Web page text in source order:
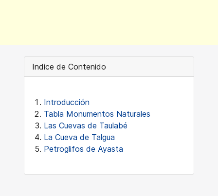
Indice de Contenido
Introducción
Tabla Monumentos Naturales
Las Cuevas de Taulabé
La Cueva de Talgua
Petroglifos de Ayasta